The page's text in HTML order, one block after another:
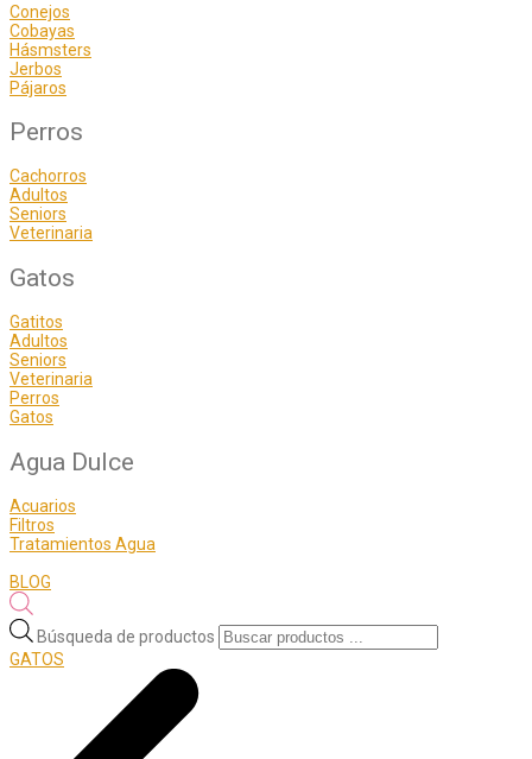
Conejos
Cobayas
Hásmsters
Jerbos
Pájaros
Perros
Cachorros
Adultos
Seniors
Veterinaria
Gatos
Gatitos
Adultos
Seniors
Veterinaria
Perros
Gatos
Agua Dulce
Acuarios
Filtros
Tratamientos Agua
BLOG
Búsqueda de productos
GATOS